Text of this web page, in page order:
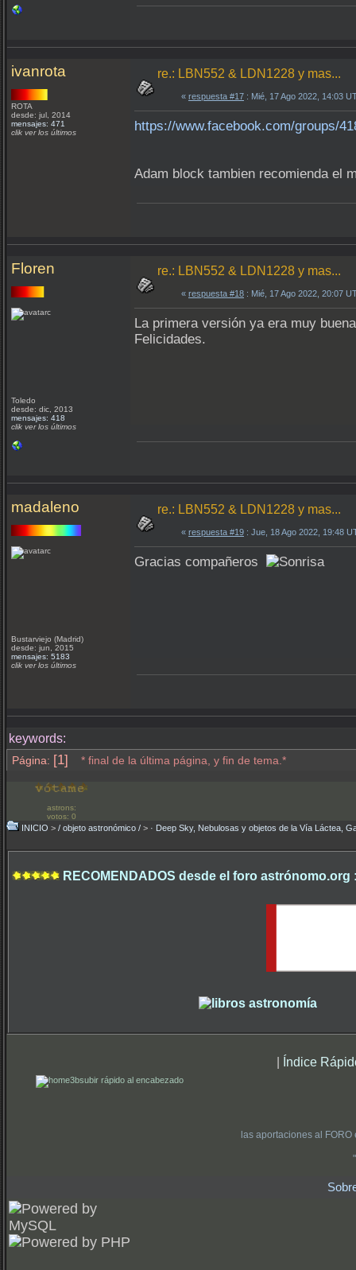
ivanrota
ROTA
desde: jul, 2014
mensajes: 471
clik ver los últimos
re.: LBN552 & LDN1228 y mas...
« respuesta #17 : Mié, 17 Ago 2022, 14:03
https://www.facebook.com/groups/
Adam block tambien recomienda el
Floren
Toledo
desde: dic, 2013
mensajes: 418
clik ver los últimos
re.: LBN552 & LDN1228 y mas...
« respuesta #18 : Mié, 17 Ago 2022, 20:07
La primera versión ya era muy
Felicidades.
madaleno
Bustarviejo (Madrid)
desde: jun, 2015
mensajes: 5183
clik ver los últimos
re.: LBN552 & LDN1228 y mas...
« respuesta #19 : Jue, 18 Ago 2022, 19:48
Gracias compañeros
keywords:
Página: [1] * final de la última página, y fin de tema.*
astrons:
votos: 0
INICIO > / objeto astronómico / > · Deep Sky, Nebulosas y objetos de la Vía Láctea,
RECOMENDADOS desde el foro astrónomo.org
| Índice
subir rápido al encabezado
las aportaciones al